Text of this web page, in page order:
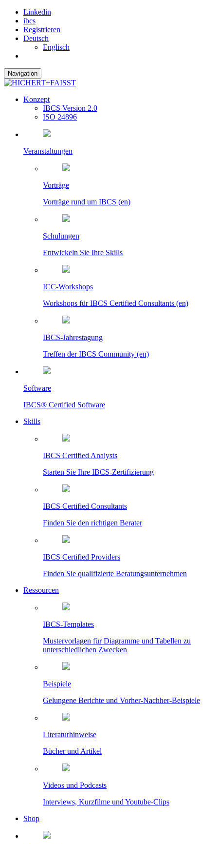
Linkedin
ibcs
Registrieren
Deutsch
Englisch
Navigation
Konzept
IBCS Version 2.0
ISO 24896
Veranstaltungen
Vorträge
Vorträge rund um IBCS (en)
Schulungen
Entwickeln Sie Ihre Skills
ICC-Workshops
Workshops für IBCS Certified Consultants (en)
IBCS-Jahrestagung
Treffen der IBCS Community (en)
Software
IBCS® Certified Software
Skills
IBCS Certified Analysts
Starten Sie Ihre IBCS-Zertifizierung
IBCS Certified Consultants
Finden Sie den richtigen Berater
IBCS Certified Providers
Finden Sie qualifizierte Beratungsunternehmen
Ressourcen
IBCS-Templates
Mustervorlagen für Diagramme und Tabellen zu
unterschiedlichen Zwecken
Beispiele
Gelungene Berichte und Vorher-Nachher-Beispiele
Literaturhinweise
Bücher und Artikel
Videos und Podcasts
Interviews, Kurzfilme und Youtube-Clips
Shop